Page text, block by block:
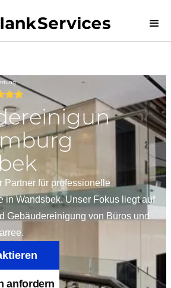
Partner für professionelle
in Wandsbek. Unser Fokus liegt auf
Gebäudereinigung von Büros und
anfordern